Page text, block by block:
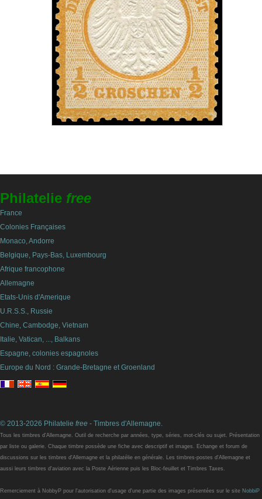
Philatelie free
France
Colonies Françaises
Monaco, Andorre
Belgique, Pays-Bas, Luxembourg
Afrique francophone
Allemagne
Etats-Unis d'Amerique
U.R.S.S., Russie
Chine, Cambodge, Vietnam
Italie, Vatican, ..., Balkans
Espagne, colonies espagnoles
Europe du Nord : Grande-Bretagne et Groenland
© 2013-2026 Philatelie free - Timbres d'Allemagne.
Tous les timbres d'Allemagne. Outil de recherche par années, type, séries, mot-clés ou sujet. Présentation
par liste ou galerie. Chaque timbre possède une fiche avec descriptif et images. Echange et forum de
discussions sur les timbres d'Allemagne et la philatélie en générale. Les timbres-postes d'Allemagne et
aussi leurs timbres d'aviation avec la Poste Aérienne puis les Bloc-feuillet et Timbres Taxes.
Remerciement à NobbyP pour l'autorisation d'usage d'une partie des images présentées sur le site NobbiP